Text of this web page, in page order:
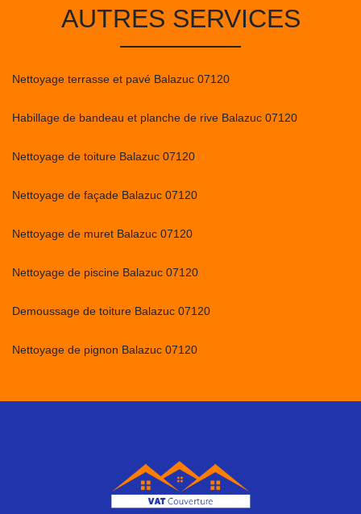
AUTRES SERVICES
Nettoyage terrasse et pavé Balazuc 07120
Habillage de bandeau et planche de rive Balazuc 07120
Nettoyage de toiture Balazuc 07120
Nettoyage de façade Balazuc 07120
Nettoyage de muret Balazuc 07120
Nettoyage de piscine Balazuc 07120
Demoussage de toiture Balazuc 07120
Nettoyage de pignon Balazuc 07120